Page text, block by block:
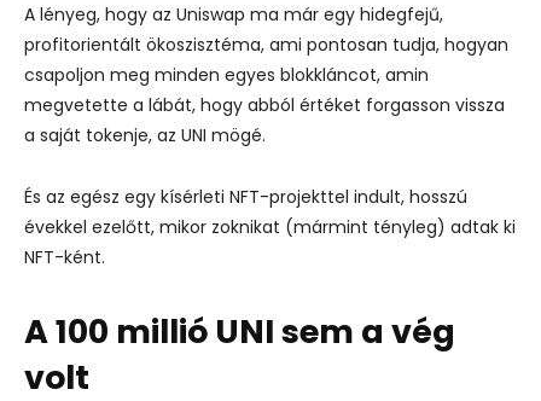
A lényeg, hogy az Uniswap ma már egy hidegfejű,
profitorientált ökoszisztéma, ami pontosan tudja, hogyan
csapoljon meg minden egyes blokkláncot, amin
megvetette a lábát, hogy abból értéket forgasson vissza
a saját tokenje, az UNI mögé.
És az egész egy kísérleti NFT-projekttel indult, hosszú
évekkel ezelőtt, mikor zoknikat (mármint tényleg) adtak ki
NFT-ként.
A 100 millió UNI sem a vég
volt